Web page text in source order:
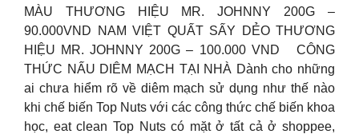
MÀU THƯƠNG HIỆU MR. JOHNNY 200G –
90.000VND NAM VIỆT QUẤT SẤY DẺO THƯƠNG
HIỆU MR. JOHNNY 200G – 100.000 VND CÔNG
THỨC NẤU DIÊM MẠCH TẠI NHÀ Dành cho những
ai chưa hiểm rõ về diêm mạch sử dụng như thế nào
khi chế biến Top Nuts với các công thức chế biến khoa
học, eat clean Top Nuts có mặt ở tất cả ở shoppee,